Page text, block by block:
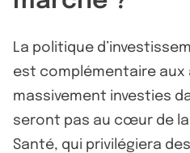
La politique
est complémentaire aux
massivement investies
seront pas au cœur de la
Santé, qui privilégiera